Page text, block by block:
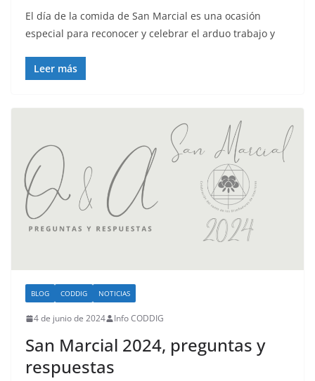
El día de la comida de San Marcial es una ocasión
especial para reconocer y celebrar el arduo trabajo y
Leer más
BLOG CODDIG NOTICIAS
4 de junio de 2024 Info CODDIG
San Marcial 2024, preguntas y
respuestas